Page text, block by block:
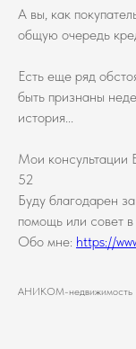
А вы, как
общую очередь
Есть еще ряд
быть признаны
история...
Мои
52
Буду благодарен
помощь или совет
Обо мне: https://
АНИКОМ-недвижимость